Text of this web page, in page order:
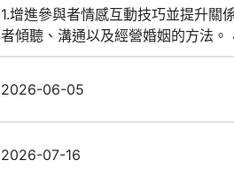
1.增進參與者情感互動技巧並提升關
者傾聽、溝通以及經營婚姻的方法
2026-06-05
2026-07-16